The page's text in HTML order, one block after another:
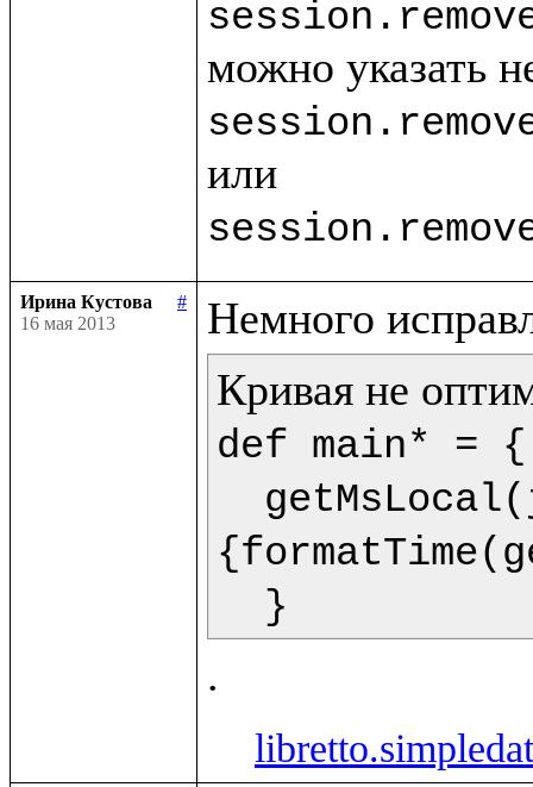
Ирина Кустова
#
16 мая 2013
def main* = {
  }